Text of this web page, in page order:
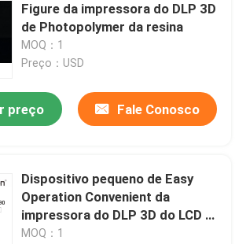
Figure da impressora do DLP 3D
de Photopolymer da resina
MOQ：1
Preço：USD
preço Fale Conosco
Dispositivo pequeno de Easy
Operation Convenient da
impressora do DLP 3D do LCD da
resina 3d
MOQ：1